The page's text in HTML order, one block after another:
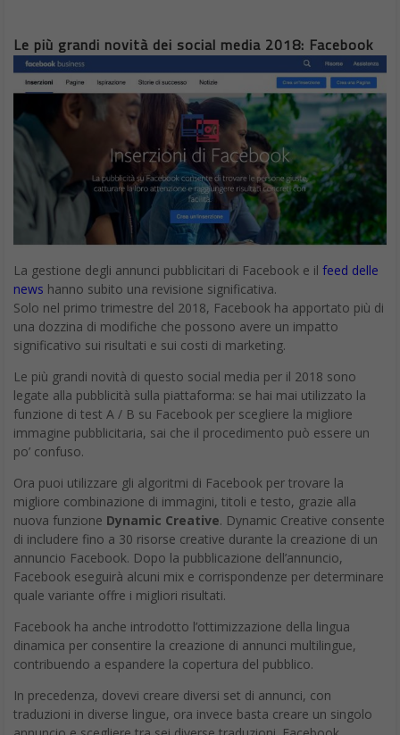
Le più grandi novità dei social media 2018: Facebook
La gestione degli annunci pubblicitari di Facebook e il feed delle
news hanno subito una revisione significativa.
Solo nel primo trimestre del 2018, Facebook ha apportato più di
una dozzina di modifiche che possono avere un impatto
significativo sui risultati e sui costi di marketing.
Le più grandi novità di questo social media per il 2018 sono
legate alla pubblicità sulla piattaforma: se hai mai utilizzato la
funzione di test A / B su Facebook per scegliere la migliore
immagine pubblicitaria, sai che il procedimento può essere un
po’ confuso.
Ora puoi utilizzare gli algoritmi di Facebook per trovare la
migliore combinazione di immagini, titoli e testo, grazie alla
nuova funzione Dynamic Creative. Dynamic Creative consente
di includere fino a 30 risorse creative durante la creazione di un
annuncio Facebook. Dopo la pubblicazione dell’annuncio,
Facebook eseguirà alcuni mix e corrispondenze per determinare
quale variante offre i migliori risultati.
Facebook ha anche introdotto l’ottimizzazione della lingua
dinamica per consentire la creazione di annunci multilingue,
contribuendo a espandere la copertura del pubblico.
In precedenza, dovevi creare diversi set di annunci, con
traduzioni in diverse lingue, ora invece basta creare un singolo